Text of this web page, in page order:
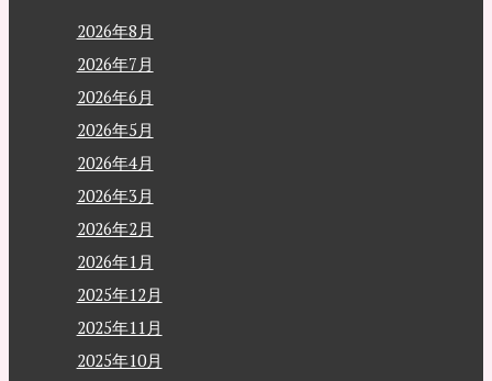
2026年8月
2026年7月
2026年6月
2026年5月
2026年4月
2026年3月
2026年2月
2026年1月
2025年12月
2025年11月
2025年10月